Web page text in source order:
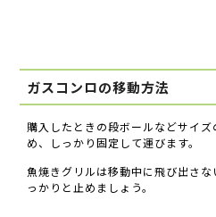
ガスコンロの移動方法
購入したときの段ボールなどサイ
め、しっかり固定して運びます。
魚焼きグリルは移動中に飛び出さ
っかりと止めましょう。